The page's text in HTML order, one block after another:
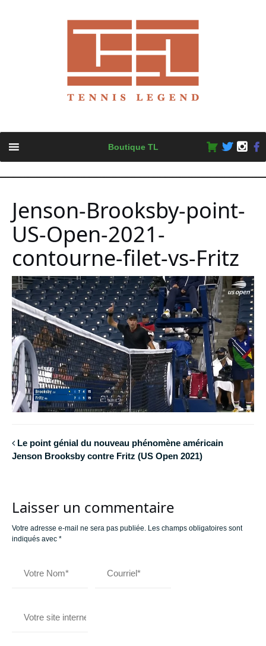
content
Boutique TL
Jenson-Brooksby-point-
US-Open-2021-
contourne-filet-vs-Fritz
Le point génial du nouveau phénomène américain
Jenson Brooksby contre Fritz (US Open 2021)
Laisser un commentaire
Votre adresse e-mail ne sera pas publiée. Les champs obligatoires sont
indiqués avec *